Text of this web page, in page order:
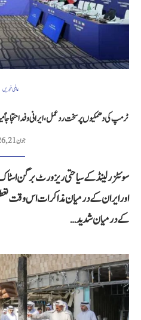
عالمی خبریں
ٹرمپ کی دھمکیوں پر سخت ردعمل، ایرانی وفد احتجاجاً
جون 21, 2026
سوئٹزرلینڈ کے سیاحتی ریزورٹ برگن اسٹاک
اور ایران کے درمیان مذاکرات اس وقت
کے درمیان شدید…